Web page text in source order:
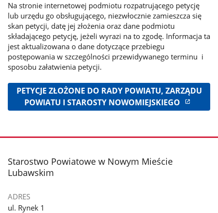
Na stronie internetowej podmiotu rozpatrującego petycję
lub urzędu go obsługującego, niezwłocznie zamieszcza się
skan petycji, datę jej złożenia oraz dane podmiotu
składającego petycję, jeżeli wyrazi na to zgodę. Informacja ta
jest aktualizowana o dane dotyczące przebiegu
postępowania w szczególności przewidywanego terminu i
sposobu załatwienia petycji.
PETYCJE ZŁOŻONE DO RADY POWIATU, ZARZĄDU
POWIATU I STAROSTY NOWOMIEJSKIEGO
stopka
Starostwo Powiatowe w Nowym Mieście
Lubawskim
ADRES
ul. Rynek 1